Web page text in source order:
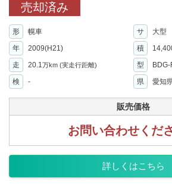
売却済み
形 幌車 サ
大型
年
2009(H21) 積
走 20.1万km (実走行距離) 型
検
- 県 愛知
販売価格
お問い合わせくだ
詳しくはこちら